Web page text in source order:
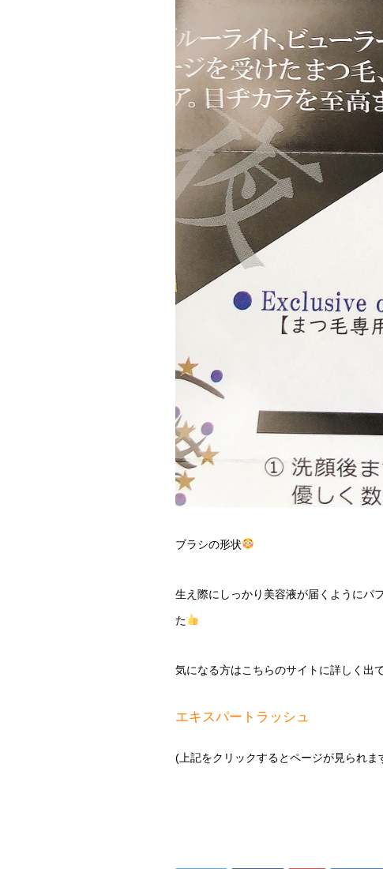
ブラシの形状
生え際にしっかり美容液が届くようにパ
た
気になる方はこちらのサイトに詳しく出
エキスパートラッシュ
(上記をクリックするとページが見られま